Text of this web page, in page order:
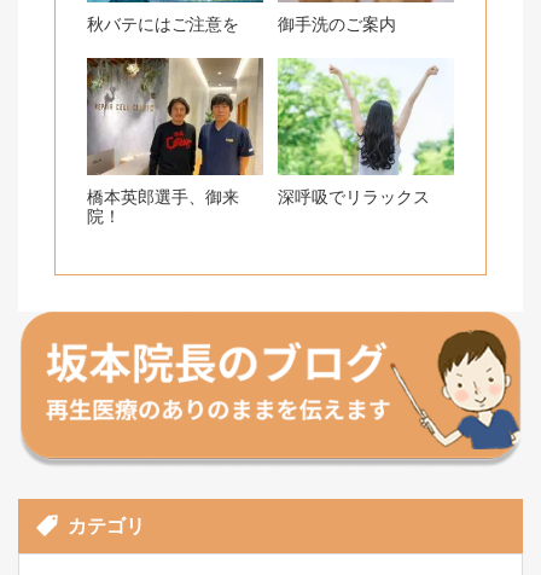
秋バテにはご注意を 御手洗のご案内
橋本英郎選手、御来
院！
深呼吸でリラックス
カテゴリ